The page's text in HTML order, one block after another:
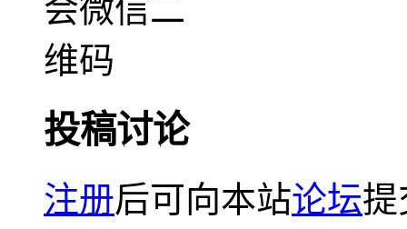
投稿讨论
注册后可向本站论坛提